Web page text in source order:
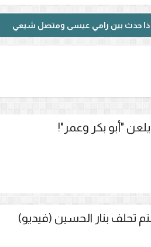
رامي عيسى ومتصل شيعي في
"أبو بكر وعمر"!
تحلف بنار الحسين (فيديو)